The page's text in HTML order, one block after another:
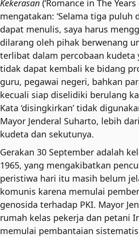
Kekerasan (‘Romance in The
mengatakan: ‘Selama tiga
dapat menulis, saya harus
dilarang oleh pihak berwenang
terlibat dalam percobaan kudeta
tidak dapat kembali ke bidang
guru, pegawai negeri, bahkan
kecuali siap diselidiki berulang
Kata ‘disingkirkan’ tidak
Mayor Jenderal Suharto, lebih
kudeta dan sekutunya.
Gerakan 30 September adalah
1965, yang mengakibatkan
peristiwa hari itu masih belum
komunis karena memulai
genosida terhadap PKI. Mayor
rumah kelas pekerja dan petani
memulai pembantaian